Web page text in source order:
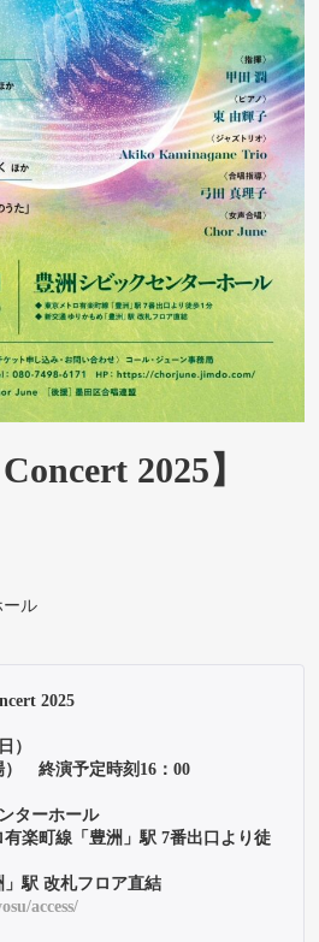
2025】
ール
2025
）
）　終演予定時刻16：00
ターホール
楽町線「豊洲」駅 7番出口より徒
access/